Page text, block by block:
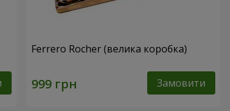
Ferrero Rocher (велика коробка)
Замовити